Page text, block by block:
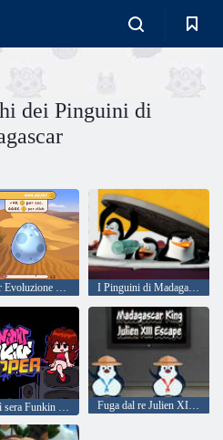
dei Pinguini di
Skipper Evoluzione del Clicker I Pinguini di Madagascar: I Spy
Fuga dal re Julien XIII del Madagascar